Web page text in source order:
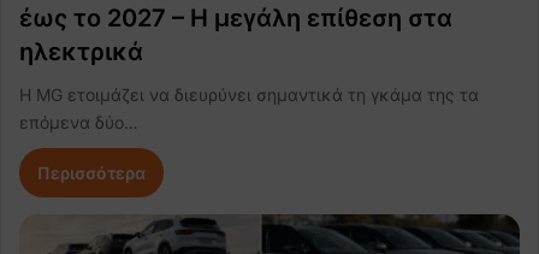
έως το 2027 – Η μεγάλη επίθεση στα
ηλεκτρικά
Η MG ετοιμάζει να διευρύνει σημαντικά τη γκάμα της τα
επόμενα δύο…
Περισσότερα